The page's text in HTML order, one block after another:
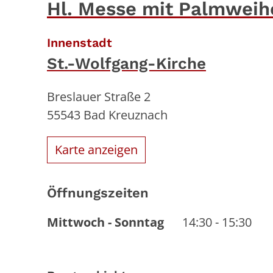
Hl. Messe mit
Innenstadt:
St.-Wolfgang-Kirche
Breslauer Straße 2
55543 Bad Kreuznach
Karte anzeigen
Öffnungszeiten
Mittwoch - Sonntag 14:30- 15:30